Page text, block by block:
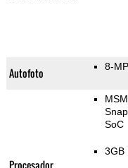
Autofoto 8-MP
Procesador,
SoC
3GB